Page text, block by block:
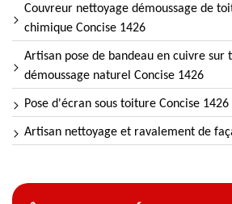
Couvreur nettoyage démoussage de
chimique Concise 1426
Artisan pose de bandeau en cuivre sur
démoussage naturel Concise 1426
Pose d'écran sous toiture Concise 1426
Artisan nettoyage et ravalement de